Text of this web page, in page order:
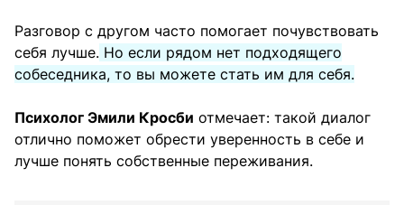
Разговор с другом часто помогает почувствовать
себя лучше. Но если рядом нет подходящего
собеседника, то вы можете стать им для себя.
Психолог Эмили Кросби отмечает: такой диалог
отлично поможет обрести уверенность в себе и
лучше понять собственные переживания.